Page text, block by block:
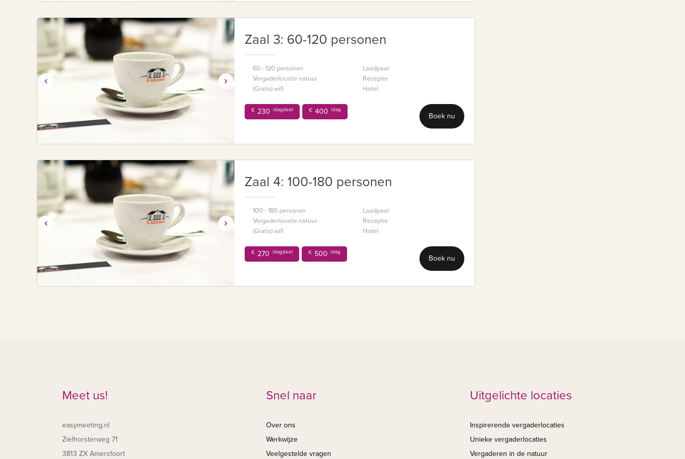
Zaal 3: 60-120 personen
60 - 120 personen
Vergaderlocatie natuur
(Gratis) wifi
Laadpaal
Receptie
Hotel
€ 230 /dagdeel € 400 /dag
Boek nu
Zaal 4: 100-180 personen
100 - 180 personen
Vergaderlocatie natuur
(Gratis) wifi
Laadpaal
Receptie
Hotel
€ 270 /dagdeel € 500 /dag
Boek nu
Meet us!
easymeeting.nl
Zielhorsterweg 71
3813 ZX Amersfoort
Snel naar
Over ons
Werkwijze
Veelgestelde vragen
Uitgelichte locaties
Inspirerende vergaderlocaties
Unieke vergaderlocaties
Vergaderen in de natuur